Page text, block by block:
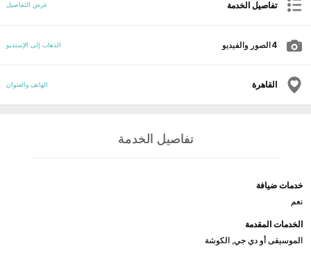
تفاصيل الخدمة عرض التفاصيل
4 الصور والفيديو الذهاب إلى الإستديو
القاهرة الهاتف والعنوان
تفاصيل الخدمة
خدمات ضيافة
نعم
الخدمات المقدمة
الموسيقى أو دي جي, الكوشة